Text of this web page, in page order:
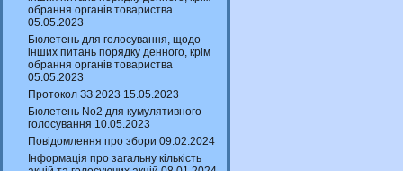
обрання органів товариства
05.05.2023
Бюлетень для голосування, щодо
інших питань порядку денного, крім
обрання органів товариства
05.05.2023
Протокол ЗЗ 2023 15.05.2023
Бюлетень No2 для кумулятивного
голосування 10.05.2023
Повідомлення про збори 09.02.2024
Інформація про загальну кількість